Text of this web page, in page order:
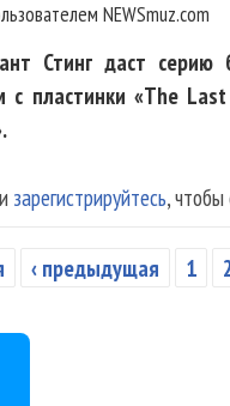
NEWSmuz.com
Стинг даст серию
пластинки «The
зарегистрируйтесь,
‹ предыдущая 1